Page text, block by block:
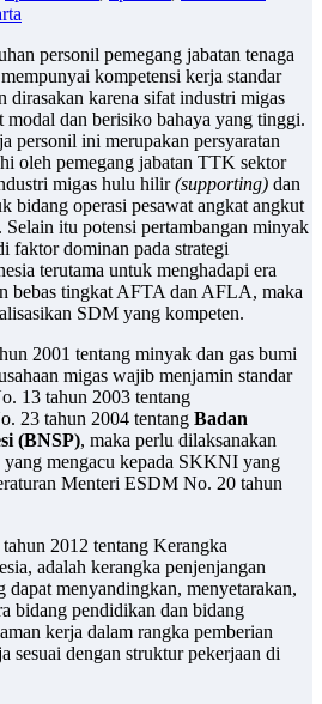
personil pemegang jabatan tenaga
kompetensi kerja standar
dirasakan karena sifat industri migas
modal dan berisiko bahaya yang tinggi.
personil ini merupakan persyaratan
oleh pemegang jabatan TTK sektor
migas hulu hilir(supporting) dan
bidang operasi pesawat angkat angkut
itu potensi pertambangan minyak
faktor dominan pada strategi
terutama untuk menghadapi era
bebas tingkat AFTA dan AFLA, maka
SDM yang kompeten.
2001 tentang minyak dan gas bumi
migas wajib menjamin standar
13 tahun 2003 tentang
23 tahun 2004 tentang Badan
(BNSP), maka perlu dilaksanakan
mengacu kepada SKKNI yang
Menteri ESDM No. 20 tahun
2012 tentang Kerangka
adalah kerangka penjenjangan
menyandingkan, menyetarakan,
bidang pendidikan dan bidang
kerja dalam rangka pemberian
sesuai dengan struktur pekerjaan di